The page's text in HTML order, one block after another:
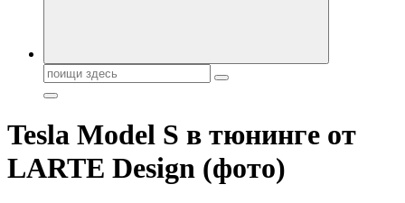
Поиск:
Tesla Model S в тюнинге от
LARTE Design (фото)